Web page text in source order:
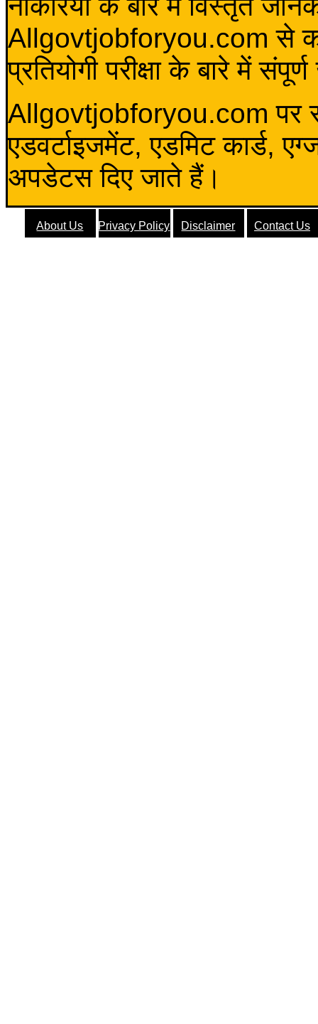
Allgovtjobforyou.com से कोई
प्रतियोगी परीक्षा के बारे में
Allgovtjobforyou.com पर
एडवर्टाइजमेंट, एडमिट कार्ड,
अपडेटस दिए जाते हैं।
About Us Privacy Policy Disclaimer Contact Us